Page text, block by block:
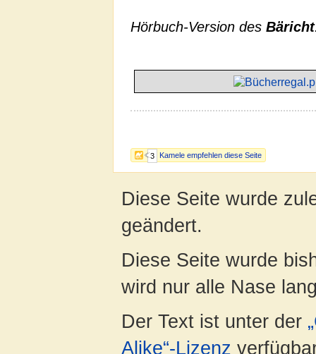
3 Kamele empfehlen diese Seite
Hörbuch-Version des Bäricht
Diese Seite wurde
geändert.
Diese Seite wurde
wird nur alle Nase
Der Text ist unter der
Alike“-Lizenz